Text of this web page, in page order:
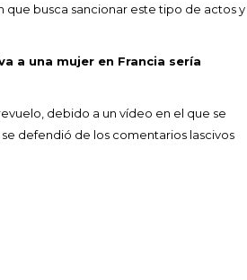
que busca sancionar este tipo de actos y
a una mujer en Francia sería
debido a un vídeo en el que se
defendió de los comentarios lascivos